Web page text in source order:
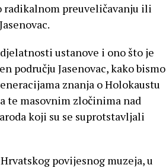
radikalnom preuveličavanju ili
ustanove i ono što je
području Jasenovac, kako bismo
znanja o Holokaustu
te masovnim zločinima nad
koji su se suprotstavljali
povijesnog muzeja, u